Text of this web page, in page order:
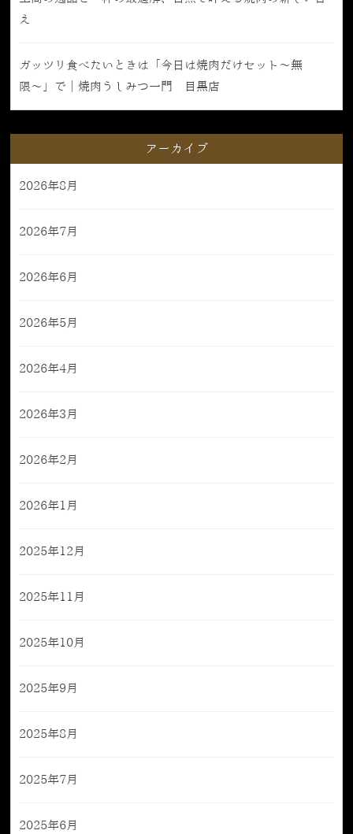
え
ガッツリ食べたいときは「今日は焼肉だけセット〜無
限〜」で｜焼肉うしみつ一門 目黒店
アーカイブ
2026年8月
2026年7月
2026年6月
2026年5月
2026年4月
2026年3月
2026年2月
2026年1月
2025年12月
2025年11月
2025年10月
2025年9月
2025年8月
2025年7月
2025年6月